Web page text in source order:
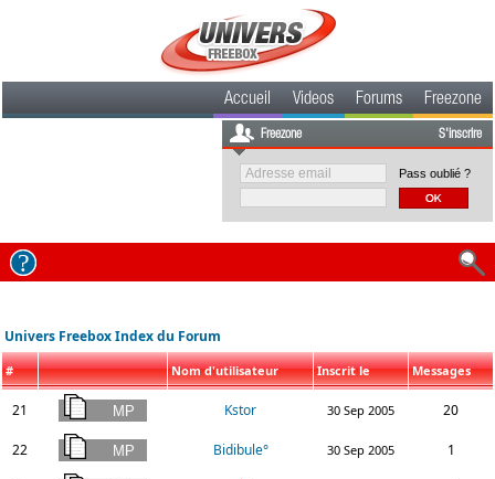
Accueil Videos Forums Freezone
Freezone S'inscrire
Pass oublié ?
Univers Freebox Index du Forum
# Nom d'utilisateur Inscrit le Messages
21 Kstor 30 Sep 2005 20
22 Bidibule° 30 Sep 2005 1